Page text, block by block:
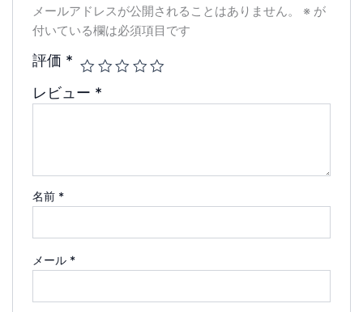
メールアドレスが公開されることはありません。 ※ が
付いている欄は必須項目です
評価 *
レビュー *
名前 *
メール *